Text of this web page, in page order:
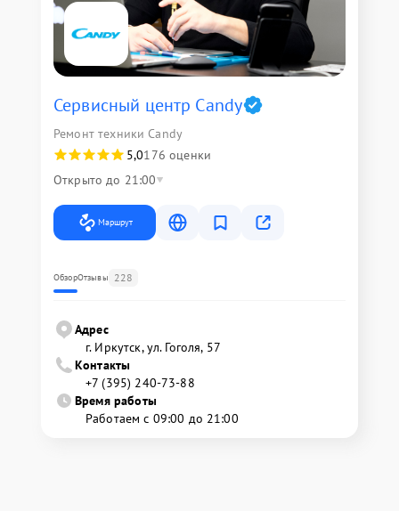
Сервисный центр Candy
Ремонт техники Candy
5,0176 оценки
Открыто до 21:00
Маршрут
ОбзорОтзывы 228
Адрес
г. Иркутск, ул. ​Гоголя, 57
Контакты
+7 (395) 240-73-88
Время работы
Работаем с 09:00 до 21:00